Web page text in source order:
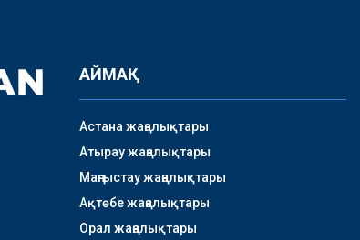
АЙМАҚ
Астана жаңалықтары
Атырау жаңалықтары
Маңғыстау жаңалықтары
Ақтөбе жаңалықтары
Орал жаңалықтары